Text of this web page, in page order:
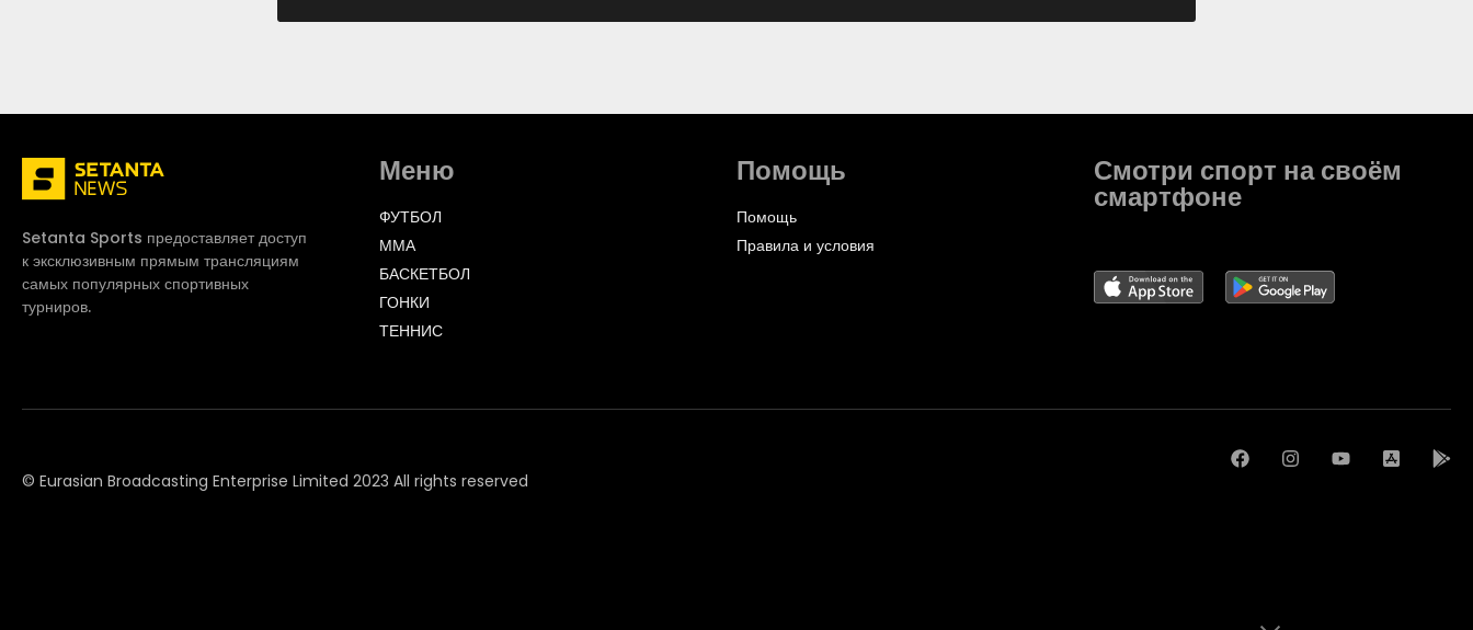
Setanta Sports предоставляет доступ
к эксклюзивным прямым трансляциям
самых популярных спортивных
турниров.
Меню
ФУТБОЛ
ММА
БАСКЕТБОЛ
ГОНКИ
ТЕННИС
Помощь
Помощь
Правила и условия
Смотри спорт на своём
смартфоне
© Eurasian Broadcasting Enterprise Limited 2023 All rights reserved